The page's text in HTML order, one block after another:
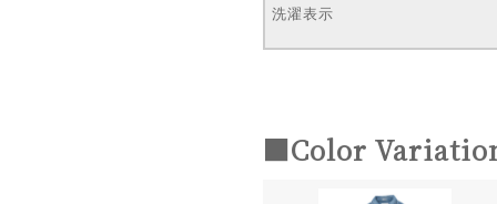
洗濯表示
■Color